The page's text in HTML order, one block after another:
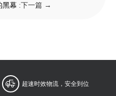
黑幕 :下一篇 →
超速时效物流，安全到位